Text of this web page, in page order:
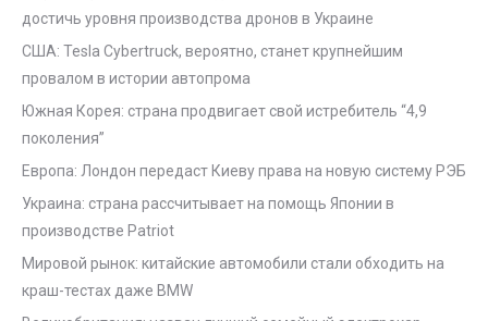
достичь уровня производства дронов в Украине
США: Tesla Cybertruck, вероятно, станет крупнейшим
провалом в истории автопрома
Южная Корея: страна продвигает свой истребитель “4,9
поколения”
Европа: Лондон передаст Киеву права на новую систему РЭБ
Украина: страна рассчитывает на помощь Японии в
производстве Patriot
Мировой рынок: китайские автомобили стали обходить на
краш-тестах даже BMW